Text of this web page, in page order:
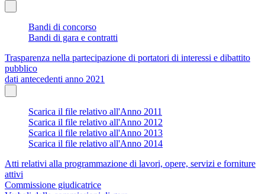
Bandi di concorso
Bandi di gara e contratti
Trasparenza nella partecipazione di portatori di interessi e dibattito
pubblico
dati antecedenti anno 2021
Scarica il file relativo all'Anno 2011
Scarica il file relativo all'Anno 2012
Scarica il file relativo all'Anno 2013
Scarica il file relativo all'Anno 2014
Atti relativi alla programmazione di lavori, opere, servizi e forniture
attivi
Commissione giudicatrice